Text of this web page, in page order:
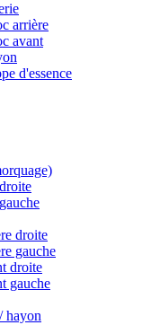
arrière
avant
d'essence
droite
gauche
droite
gauche
hayon